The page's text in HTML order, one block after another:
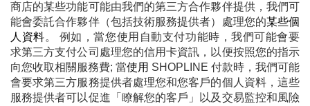
商店的某些功能可能由我們的第三方合作夥伴提供，我們可
能會委託合作夥伴（包括技術服務提供者）處理您的某些個
人資料。 例如，當您使用自動支付功能時，我們可能會要
求第三方支付公司處理您的信用卡資訊，以便按照您的指示
向您收取相關服務費; 當使用 SHOPLINE 付款時，我們可能
會要求第三方服務提供者處理您和您客戶的個人資料，這些
服務提供者可以促進「瞭解您的客戶」以及交易監控和風險